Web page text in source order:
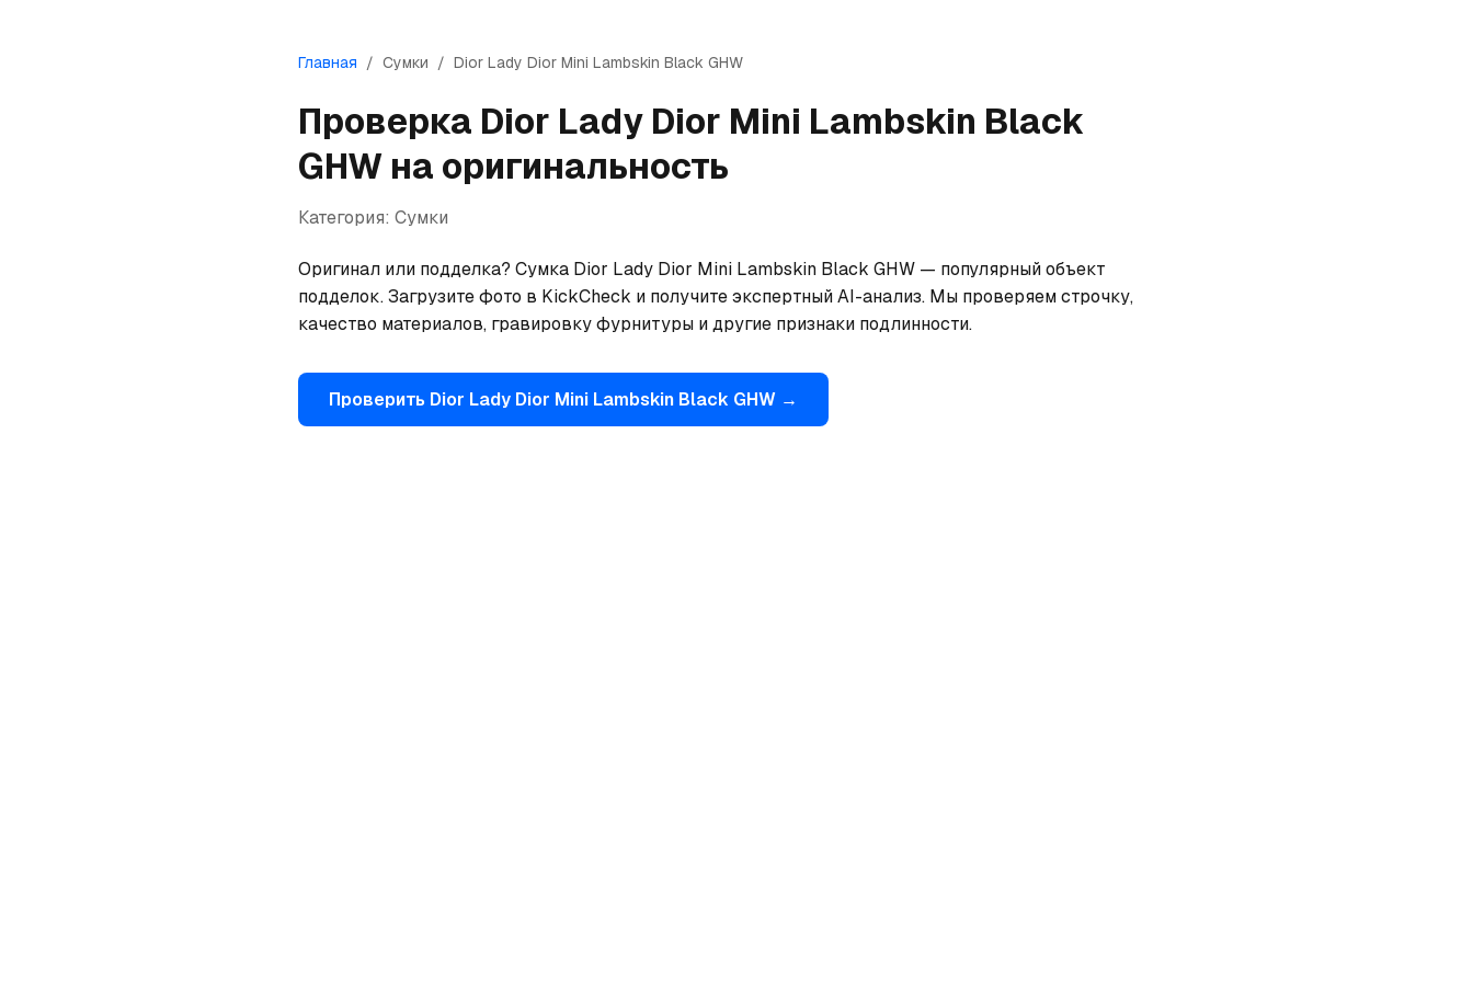
Главная / Сумки / Dior Lady Dior Mini Lambskin Black GHW
Проверка Dior Lady Dior Mini Lambskin Black
GHW на оригинальность
Категория: Сумки
Оригинал или подделка? Сумка Dior Lady Dior Mini Lambskin Black GHW — популярный объект
подделок. Загрузите фото в KickCheck и получите экспертный AI-анализ. Мы проверяем строчку,
качество материалов, гравировку фурнитуры и другие признаки подлинности.
Проверить Dior Lady Dior Mini Lambskin Black GHW →